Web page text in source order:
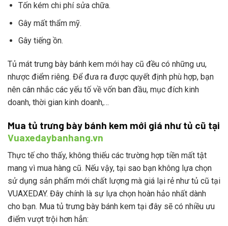
Tốn kém chi phí sửa chữa.
Gây mất thẩm mỹ.
Gây tiếng ồn.
Tủ mát trưng bày bánh kem mới hay cũ đều có những ưu,
nhược điểm riêng. Để đưa ra được quyết định phù hợp, bạn
nên cân nhắc các yếu tố về vốn ban đầu, mục đích kinh
doanh, thời gian kinh doanh,…
Mua tủ trưng bày bánh kem mới giá như tủ cũ tại
Vuaxedaybanhang.vn
Thực tế cho thấy, không thiếu các trường hợp tiền mất tật
mang vì mua hàng cũ. Nếu vậy, tại sao bạn không lựa chọn
sử dụng sản phẩm mới chất lượng mà giá lại rẻ như tủ cũ tại
VUAXEDAY. Đây chính là sự lựa chọn hoàn hảo nhất dành
cho bạn. Mua tủ trưng bày bánh kem tại đây sẽ có nhiều ưu
điểm vượt trội hơn hẳn: